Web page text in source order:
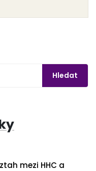
mezi HHC a